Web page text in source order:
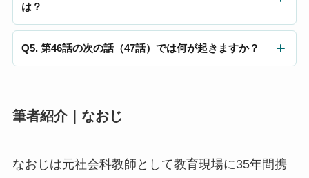
は？
「激しい風が吹いて初めて、強い草かどうかわかる（疾風に
勁草を知る）」という後漢書の言葉から。試練の中で本物の
強さが試われるという意味です。
Q5. 第46話の次の話（47話）では何が起きますか？
筆者紹介｜なおじ
なおじは元社会科教師として教育現場に35年間携